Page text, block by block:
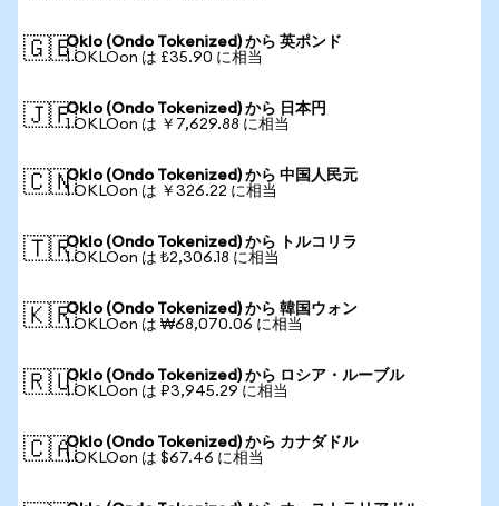
🇬🇧Oklo (Ondo Tokenized) から 英ポンド
1 OKLOon は £35.90 に相当
🇯🇵Oklo (Ondo Tokenized) から 日本円
1 OKLOon は ￥7,629.88 に相当
🇨🇳Oklo (Ondo Tokenized) から 中国人民元
1 OKLOon は ￥326.22 に相当
🇹🇷Oklo (Ondo Tokenized) から トルコリラ
1 OKLOon は ₺2,306.18 に相当
🇰🇷Oklo (Ondo Tokenized) から 韓国ウォン
1 OKLOon は ₩68,070.06 に相当
🇷🇺Oklo (Ondo Tokenized) から ロシア・ルーブル
1 OKLOon は ₽3,945.29 に相当
🇨🇦Oklo (Ondo Tokenized) から カナダドル
1 OKLOon は $67.46 に相当